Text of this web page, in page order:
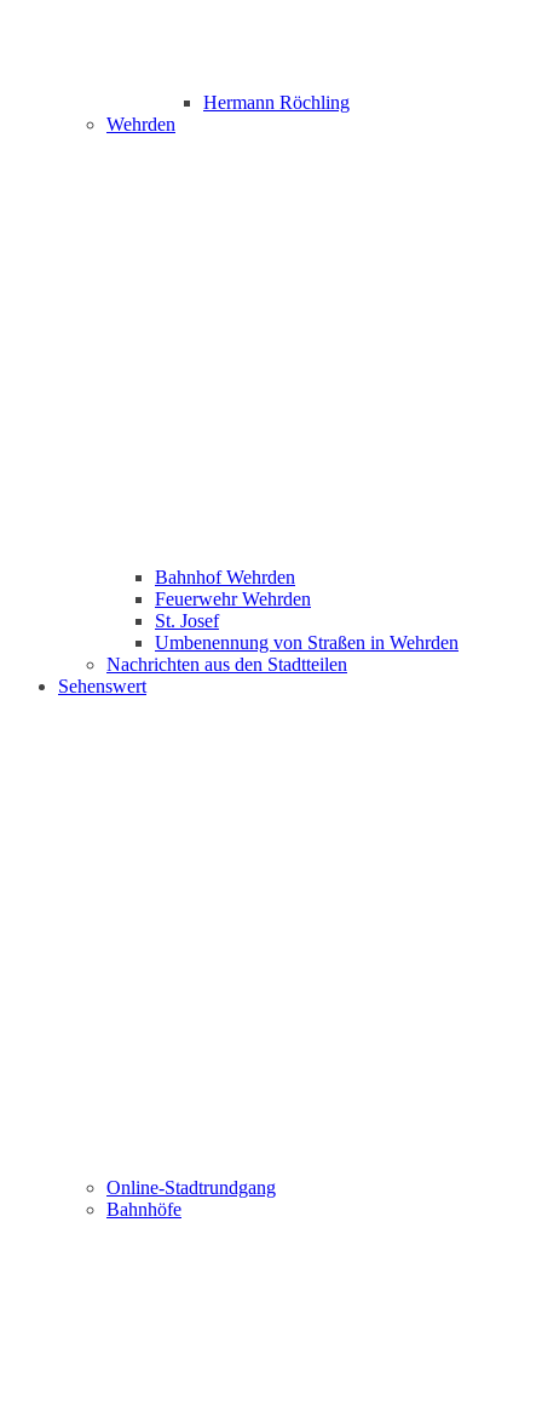
Hermann Röchling
Wehrden
Bahnhof Wehrden
Feuerwehr Wehrden
St. Josef
Umbenennung von Straßen in Wehrden
Nachrichten aus den Stadtteilen
Sehenswert
Online-Stadtrundgang
Bahnhöfe